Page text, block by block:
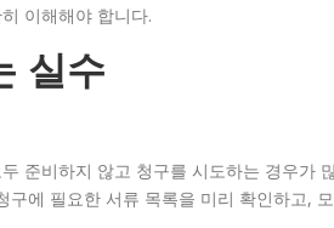
이해해야 합니다.
실수
준비하지 않고 청구를 시도하는 경우가
구에 필요한 서류 목록을 미리 확인하고,